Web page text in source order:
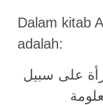
Dalam kitab
adalah:
على سبيل